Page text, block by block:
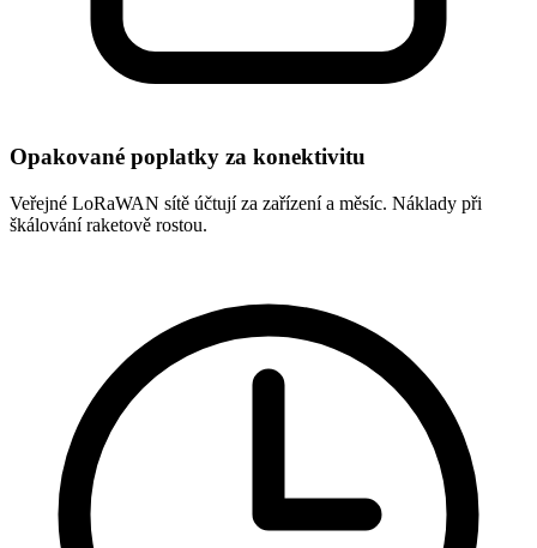
Opakované poplatky za konektivitu
Veřejné LoRaWAN sítě účtují za zařízení a měsíc. Náklady při
škálování raketově rostou.